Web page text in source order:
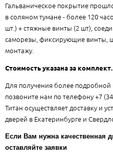
Гальваническое покрытие
в соляном тумане - более 120
шт.) + стяжные винты (2 шт),
саморезы, фиксирующие винты,
монтажу.
Стоимость указана за комплект.
Для получения более
позвоните нам по телефону +7
Титан осуществляет доставку и
дверей в Екатеринбурге и
Если Вам нужна качественная
оставляйте заявки